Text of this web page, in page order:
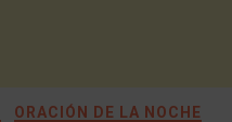
ORACIÓN DE LA NOCHE